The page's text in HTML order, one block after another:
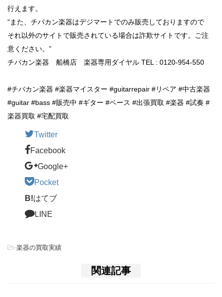
行えます。
“また、チバカン楽器はデジマートでのみ販売しておりますので
それ以外のサイトで販売されている場合は詐欺サイトです。ご注
意ください。”
チバカン楽器 船橋店 楽器専用ダイヤル TEL : 0120-954-550
#チバカン楽器 #楽器マイスター #guitarrepair #リペア #中古楽器
#guitar #bass #販売中 #ギター #ベース #出張買取 #楽器 #試奏 #
楽器買取 #宅配買取
Twitter
Facebook
Google+
Pocket
B!はてブ
LINE
-楽器の買取実績
関連記事